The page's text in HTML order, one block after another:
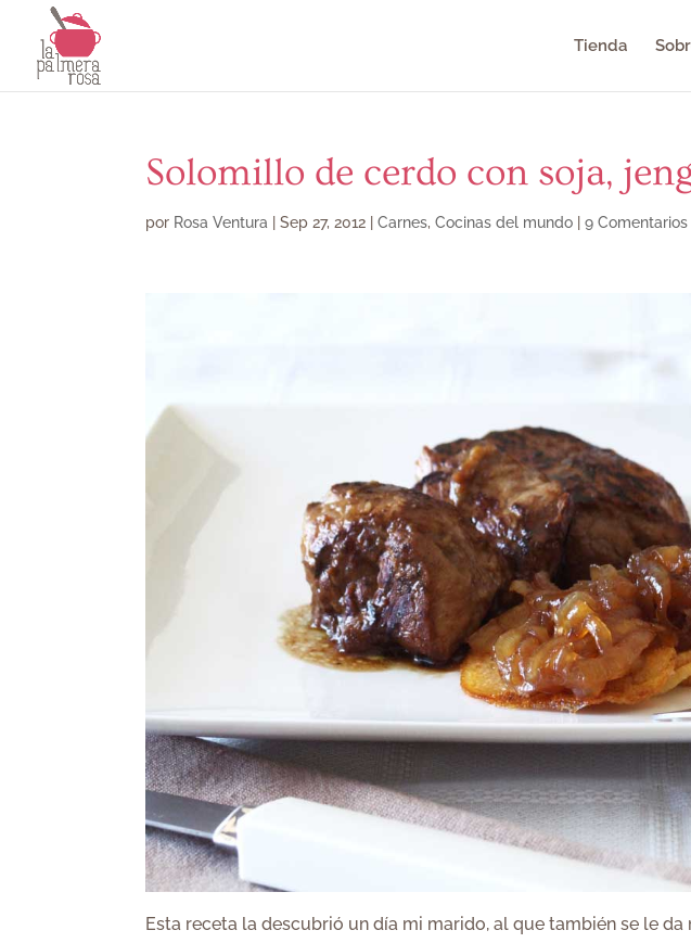
Tienda
Solomillo de cerdo con soja,
por Rosa Ventura |Sep 27, 2012 |Carnes,Cocinas del mundo |9 Comentarios
Esta receta la descubrió un día mi marido, al que también se le